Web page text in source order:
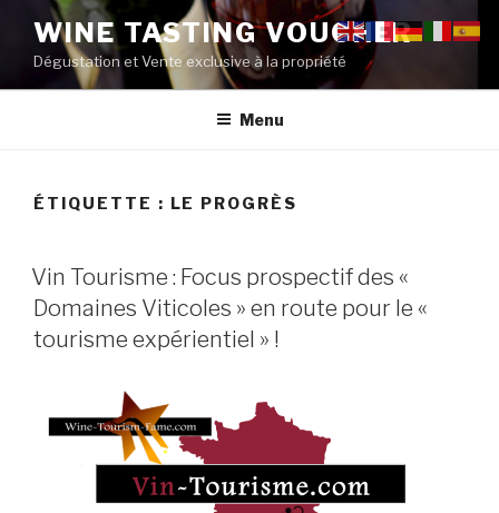
contenu
principal
WINE TASTING VOUCHER
Dégustation et Vente exclusive à la propriété
Menu
ÉTIQUETTE : LE PROGRÈS
PUBLIÉ
LE
Vin Tourisme : Focus prospectif des «
Domaines Viticoles » en route pour le «
tourisme expérientiel » !